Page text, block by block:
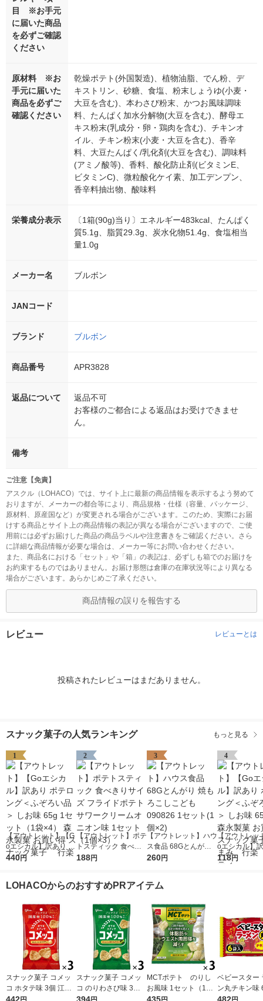
目 ※お手元
に届いた商品
を必ずご確認
ください
原材料 ※お
手元に届いた
商品を必ずご
確認ください
乾燥ポテト(外国製造)、植物油脂、でん粉、デ
キストリン、砂糖、食塩、粉末しょうゆ(小麦・
大豆を含む)、本わさび粉末、かつお風味調味
料、たんぱく加水分解物(大豆を含む)、酵母エ
キス粉末(乳成分・卵・鶏肉を含む)、チキンオ
イル、チキン粉末(小麦・大豆を含む)、香辛
料、大豆たんぱく/乳化剤(大豆を含む)、調味料
(アミノ酸等)、香料、酸化防止剤(ビタミンE、
ビタミンC)、微粒酸化ケイ素、加工デンプン、
香辛料抽出物、酸味料
栄養成分表示
〔1箱(90g)当り〕エネルギー483kcal、たんぱく
質5.1g、脂質29.3g、炭水化物51.4g、食塩相当
量1.0g
メーカー名 ブルボン
JANコード
ブランド ブルボン
商品番号 APR3828
返品について
返品不可
お客様のご都合による返品はお受けできませ
ん。
備考
ご注意【免責】
アスクル（LOHACO）では、サイト上に最新の商品情報を表示するよう努めて
おりますが、メーカーの都合等により、商品規格・仕様（容量、パッケージ、
原材料、原産国など）が変更される場合がございます。このため、実際にお届
けする商品とサイト上の商品情報の表記が異なる場合がございますので、ご使
用前には必ずお届けした商品の商品ラベルや注意書きをご確認ください。さら
に詳細な商品情報が必要な場合は、メーカー等にお問い合わせください。
また、商品名における「セット」や「箱」の表記は、必ずしも箱でのお届けを
お約束するものではありません。お届け形態は倉庫の在庫状況等により異なる
場合がございます。あらかじめご了承ください。
商品情報の誤りを報告する
レビュー レビューとは
投稿されたレビューはまだありません。
スナック菓子の人気ランキング もっと見る
1
【アウトレット】【G
oエシカル】訳あり ポ
テロング＜ふぞろい品
お買い得 スナック菓
440円
2
【アウトレット】ポテ
トスティック 食べき
りサイズ フライドポ
（1個×3）
188円
3
【アウトレット】ハウ
ス食品 68Gとんがり
焼もろこしこども 090
260円
4
【アウトレッ
oエシカル】
テロング＜ふ
118円
LOHACOからのおすすめPRアイテム
スナック菓子 コメッ
コ ホタテ味 3個 江崎
グリコ
スナック菓子 コメッ
コ のりわさび味 3個
江崎グリコ
MCTポテト のりし
お風味 1セット（1袋
（40g）×3） 機能性
ベビースター
ン丸チキン味
32g 1セット